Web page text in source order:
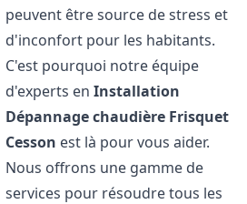
peuvent être source de stress et
d'inconfort pour les habitants.
C'est pourquoi notre équipe
d'experts enInstallation
Dépannage chaudière Frisquet
Cesson est là pour vous aider.
Nous offrons une gamme de
services pour résoudre tous les